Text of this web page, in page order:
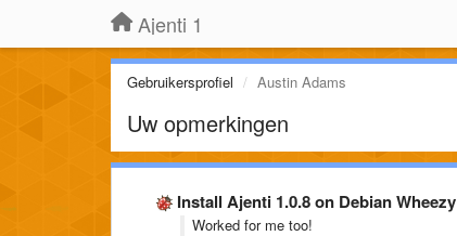
Ajenti 1
Gebruikersprofiel Austin Adams
Uw opmerkingen
Install Ajenti 1.0.8 on Debian Wheezy
Worked for me too!